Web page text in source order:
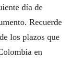
día de
Recuerde
los plazos que
en